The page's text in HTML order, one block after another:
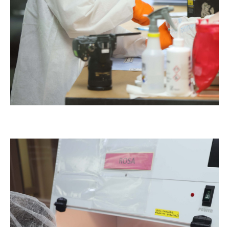
Laboratorio DNA Serología